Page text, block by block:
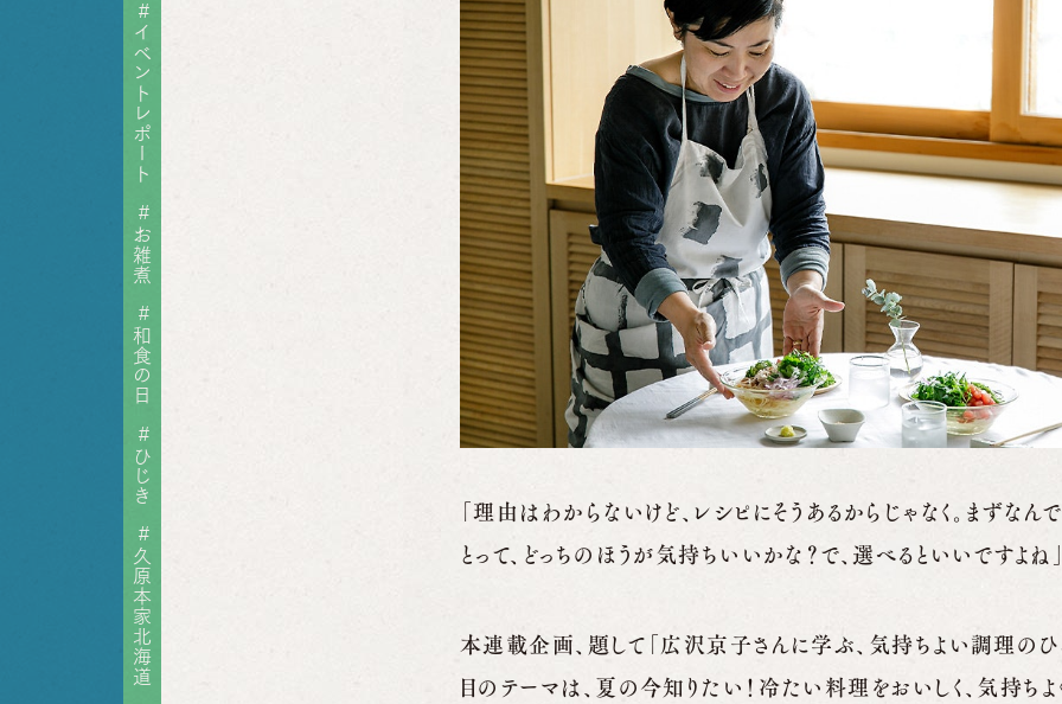
「理由はわからないけど、レシピにそうあるからじゃなく。まずな
とって、どっちのほうが気持ちいいかな？で、選べるといいですよね
本連載企画、題して「広沢京子さんに学ぶ、気持ちよい調理のひ
目のテーマは、夏の今知りたい！冷たい料理をおいしく、気持ちよ
#
イベントレポート
#
お雑煮
#
和食の日
#
ひじき
#
久原本家北海道